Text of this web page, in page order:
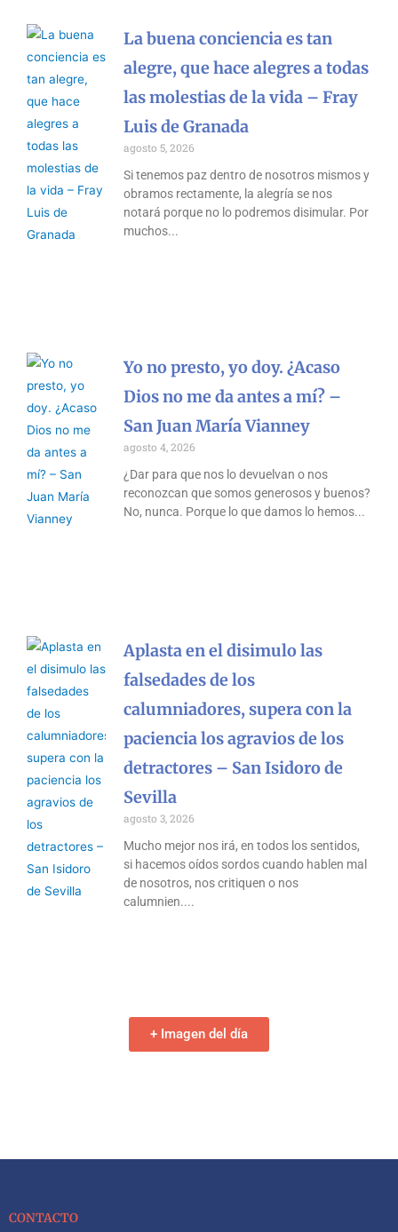
La buena conciencia es tan
alegre, que hace alegres a todas
las molestias de la vida – Fray
Luis de Granada
agosto 5, 2026
Si tenemos paz dentro de nosotros mismos y
obramos rectamente, la alegría se nos
notará porque no lo podremos disimular. Por
muchos
Yo no presto, yo doy. ¿Acaso
Dios no me da antes a mí? –
San Juan María Vianney
agosto 4, 2026
¿Dar para que nos lo devuelvan o nos
reconozcan que somos generosos y buenos?
No, nunca. Porque lo que damos lo hemos
Aplasta en el disimulo las
falsedades de los
calumniadores, supera con la
paciencia los agravios de los
detractores – San Isidoro de
Sevilla
agosto 3, 2026
Mucho mejor nos irá, en todos los sentidos,
si hacemos oídos sordos cuando hablen mal
de nosotros, nos critiquen o nos
calumnien.
+ Imagen del día
CONTACTO